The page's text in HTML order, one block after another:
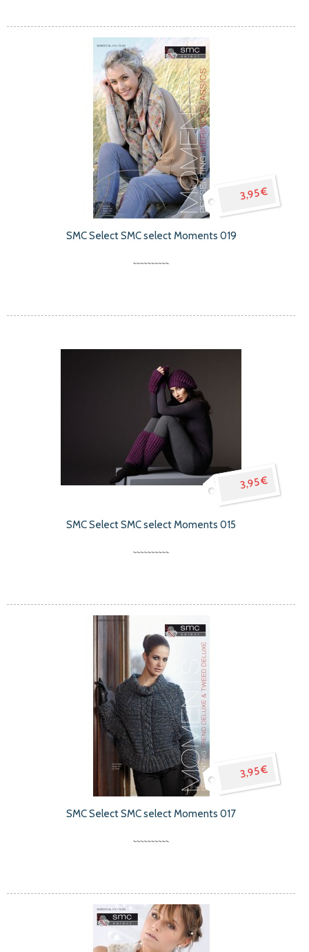
3,95 €
SMC Select SMC select Moments 019
3,95 €
SMC Select SMC select Moments 015
3,95 €
SMC Select SMC select Moments 017